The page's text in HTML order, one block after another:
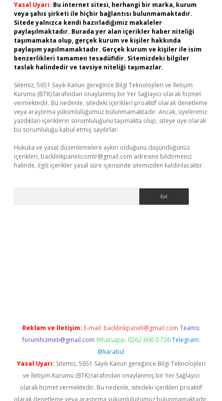
Yasal Uyarı: Bu internet sitesi, herhangi bir marka, kurum
veya şahıs şirketi ile hiçbir bağlantısı bulunmamaktadır.
Sitede yalnızca kendi hazırladığımız makaleler
paylaşılmaktadır. Burada yer alan içerikler haber niteliği
taşımamakta olup, gerçek kurum ve kişiler hakkında
paylaşım yapılmamaktadır. Gerçek kurum ve kişiler ile isim
benzerlikleri tamamen tesadüfidir. Sitemizdeki bilgiler
taslak halindedir ve tavsiye niteliği taşımazlar.
Sitemiz, 5651 Sayılı Kanun gereğince Bilgi Teknolojileri ve İletişim
Kurumu (BTK) tarafından onaylanmış bir Yer Sağlayıcı olarak hizmet
vermektedir. Bu nedenle, sitedeki içerikleri proaktif olarak denetleme
veya araştırma yükümlülüğümüz bulunmamaktadır. Ancak, üyelerimiz
yazdıkları içeriklerin sorumluluğunu taşımakta olup, siteye üye olarak
bu sorumluluğu kabul etmiş sayılırlar.
Hukuka ve yasal düzenlemelere aykırı olduğunu düşündüğünüz
içerikleri, backlinkpanelicomtr@gmail.com adresine bildirmeniz
halinde, ilgili içerikler yasal süre içerisinde sitemizden kaldırılacaktır.
Reklam ve İletişim: E-mail: backlinkpaneli@gmail.com Teams:
forumhizmeti@gmail.com Whatsapp: 0262 606 0 726 Telegram:
@karabul
Yasal Uyarı: Sitemiz, 5651 Sayılı Kanun gereğince Bilgi Teknolojileri
ve İletişim Kurumu (BTK) tarafından onaylanmış bir Yer Sağlayıcı
olarak hizmet vermektedir. Bu nedenle, sitedeki içerikleri proaktif
olarak denetleme veya araştırma yükümlülüğümüz bulunmamaktadır.